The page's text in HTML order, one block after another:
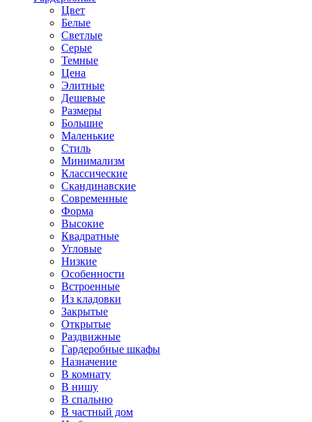
Цвет
Белые
Светлые
Серые
Темные
Цена
Элитные
Дешевые
Размеры
Большие
Маленькие
Стиль
Минимализм
Классические
Скандинавские
Современные
Форма
Высокие
Квадратные
Угловые
Низкие
Особенности
Встроенные
Из кладовки
Закрытые
Открытые
Раздвижные
Гардеробные шкафы
Назначение
В комнату
В нишу
В спальню
В частный дом